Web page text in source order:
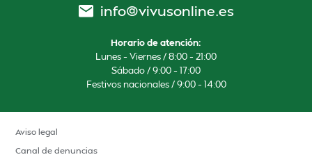
info@vivusonline.es
Horario de atención:
Lunes – Viernes / 8:00 – 21:00
Sábado / 9:00 – 17:00
Festivos nacionales / 9:00 – 14:00
Aviso legal
Canal de denuncias